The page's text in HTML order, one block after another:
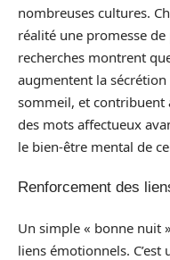
nombreuses cultures.
réalité une promesse
recherches montrent
augmentent la
sommeil, et contribuent
des mots affectueux
le bien-être mental de
Renforcement des
Un simple « bonne nuit
liens émotionnels.